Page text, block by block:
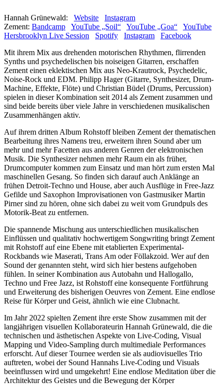
Hannah Grünewald: Website
Instagram
Zement: Bandcamp YouTube „Soil“ YouTube „Goa“
YouTube
Hersbrooklyn Live Session
Spotify Instagram
Facebook
Mit ihrem Mix aus drehenden motorischen Rhythmen, flirrenden
Synths und psychedelischen bis noiseigen Gitarren, erschaffen
Zement einen eklektischen Mix aus Neo-Krautrock, Psychedelic,
Noise-Rock und EDM. Philipp Hager (Gitarre, Synthesizer, Drum-
Machine, Effekte, Flöte) und Christian Büdel (Drums, Percussion)
spielen in dieser Kombination seit 2014 als Zement zusammen und
sind beide bereits über viele Jahre in verschiedenen musikalischen
Zusammenhängen aktiv.
Auf ihrem dritten Album Rohstoff bleiben Zement der thematischen
Bearbeitung ihres Namens treu, erweitern ihren Sound aber um
mehr und mehr Facetten aus anderen Genren der elektronischen
Musik. Die Synthesizer nehmen mehr Raum ein als früher,
Drumcomputer kommen zum Einsatz und man hört zum ersten Mal
maschinellen Gesang. So finden sich darauf auch Anklänge an
frühen Detroit-Techno und House, aber auch Ausflüge in Free-Jazz
Gefilde und Saxophon Improvisationen von Gastmusiker Martin
Pirner sind zu hören, ohne sich dabei zu weit vom Grundpuls des
Motorik-Beat zu entfernen.
Die spannende Mischung aus unterschiedlichen musikalischen
Einflüssen und qualitativ hochwertigem Songwriting bringt Zement
mit Rohstoff auf eine Ebene mit etablierten Experimental-
Rockbands wie Maserati, Trans Am oder Föllakzoid. Wer auf den
Sound der genannten steht, wird sich hier bestens aufgehoben
fühlen. In seiner Kombination aus Autobahn und Hallogallo,
Techno und Free Jazz, ist Rohstoff eine konsequente Fortführung
und Erweiterung des bisherigen Oeuvres von Zement. Eine endlose
Reise für Körper und Geist, ähnlich wie eine Clubnacht.
Im Jahr 2022 spielten Zement ihre erste Show zusammen mit der
langjährigen visuellen Kollaborateurin Hannah Grünewald, die die
technischen und ästhetischen Aspekte von Live-Coding, Visual
Mapping und Video-Sampling durch multimediale Performances
erforscht. Auf dieser Tournee werden sie als audiovisuelles Trio
auftreten, wobei der Sound Hannahs Live-Coding und Visuals
beeinflussen wird und umgekehrt! Eine endlose Meditation über die
Architektur des Geistes und die Bewegung der Körper